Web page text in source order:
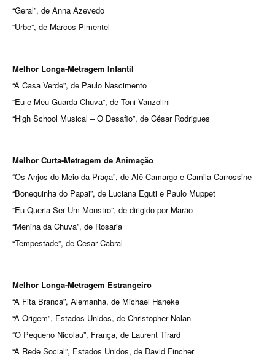
“Geral”, de Anna Azevedo
“Urbe”, de Marcos Pimentel
Melhor Longa-Metragem Infantil
“A Casa Verde”, de Paulo Nascimento
“Eu e Meu Guarda-Chuva”, de Toni Vanzolini
“High School Musical – O Desafio”, de César Rodrigues
Melhor Curta-Metragem de Animação
“Os Anjos do Meio da Praça”, de Alê Camargo e Camila Carrossine
“Bonequinha do Papai”, de Luciana Eguti e Paulo Muppet
“Eu Queria Ser Um Monstro”, de dirigido por Marão
“Menina da Chuva”, de Rosaria
“Tempestade”, de Cesar Cabral
Melhor Longa-Metragem Estrangeiro
“A Fita Branca”, Alemanha, de Michael Haneke
“A Origem”, Estados Unidos, de Christopher Nolan
“O Pequeno Nicolau”, França, de Laurent Tirard
“A Rede Social”, Estados Unidos, de David Fincher